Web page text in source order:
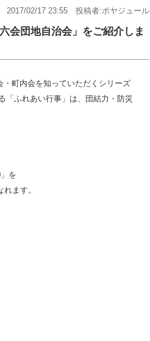
2017/02/17 23:55 投稿者:ボヤジュール
会団地自治会」をご紹介しま
町内会を知っていただくシリーズ
「ふれあい行事」は、団結力・防災
を
ます。